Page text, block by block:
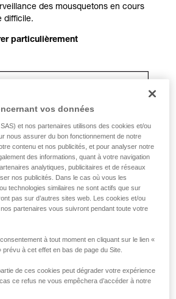
des mousquetons en cours
difficile.
particulièrement
de mousqueton et
TANGA, manchon plastique).
vos données
et nos partenaires utilisons des cookies et/ou
nous assurer du bon fonctionnement de notre
contenu et nos publicités, et pour analyser notre
des informations, quant à votre navigation
analytiques, publicitaires et de réseaux
nos publicités. Dans le cas où vous les
technologies similaires ne sont actifs que sur
pas sur d’autres sites web. Les cookies et/ou
partenaires vous suivront pendant toute votre
à tout moment en cliquant sur le lien «
à cet effet en bas de page du Site.
de ces cookies peut dégrader votre expérience
ce refus ne vous empêchera d’accéder à notre